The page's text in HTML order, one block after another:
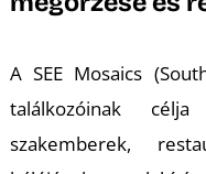
A SEE Mosaics
találkozóinak
szakemberek,